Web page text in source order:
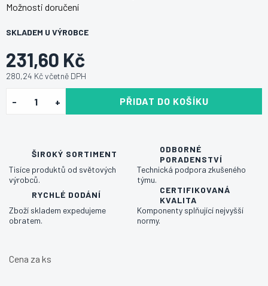
231,60 Kč
280,24 Kč včetně DPH
SKLADEM U VÝROBCE
Možnosti doručení
PŘIDAT DO KOŠÍKU
ŠIROKÝ SORTIMENT
Tisíce produktů od světových
výrobců.
ODBORNÉ
PORADENSTVÍ
Technická podpora zkušeného
týmu.
RYCHLÉ DODÁNÍ
Zboží skladem expedujeme
obratem.
CERTIFIKOVANÁ
KVALITA
Komponenty splňující nejvyšší
normy.
Cena za ks